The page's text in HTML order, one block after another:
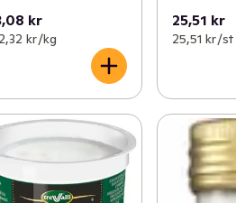
kr
kr /kg
25,51 kr
25,51 kr /st